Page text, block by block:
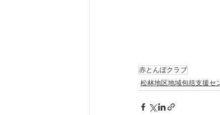
赤とんぼクラブ
松林地区地域包括支援セ